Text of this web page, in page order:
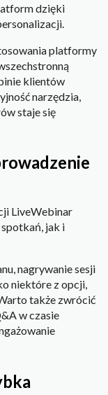
dzięki
platformy
klientów
narzędzia,
staje się
LiveWebinar
jak i
nagrywanie sesji
niektóre z opcji,
także zwrócić
w czasie